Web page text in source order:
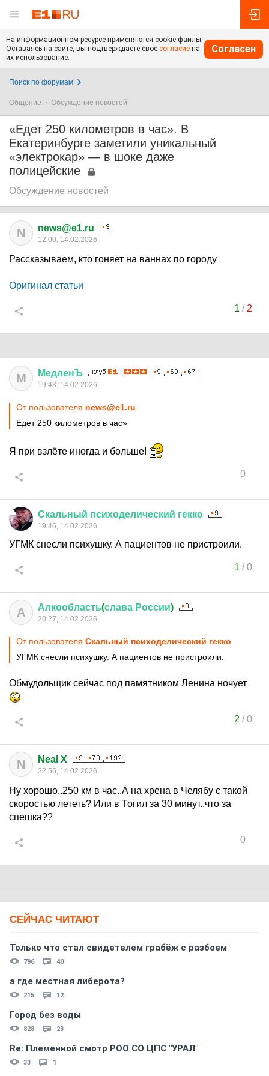
На информационном ресурсе применяются cookie-файлы.
Оставаясь на сайте, вы подтверждаете свое согласие на
их использование.
Согласен
Поиск по форумам
Общение Обсуждение новостей
«Едет 250 километров в час». В
Екатеринбурге заметили уникальный
«электрокар» — в шоке даже
полицейские
Обсуждение новостей
N news@e1.ru
12:00, 14.02.2026
Рассказываем, кто гоняет на ваннах по городу
Оригинал статьи
1 / 2
М МедленЪ
19:43, 14.02.2026
От пользователя news@e1.ru
Едет 250 километров в час»
Я при взлёте иногда и больше!
0
Скальный психоделический гекко
19:46, 14.02.2026
УГМК снесли психушку. А пациентов не пристроили.
1 /0
А Алкообласть(слава России)
20:27, 14.02.2026
От пользователя Скальный психоделический гекко
УГМК снесли психушку. А пациентов не пристроили.
Обмудольщик сейчас под памятником Ленина ночует
2 /0
N Neal X
22:56, 14.02.2026
Ну хорошо..250 км в час..А на хрена в Челябу с такой
скоростью лететь? Или в Тогил за 30 минут..что за
спешка??
0
СЕЙЧАС ЧИТАЮТ
Только что стал свидетелем грабёж с разбоем
796 40
а где местная либерота?
215 12
Город без воды
828 23
Re: Племеннoй смoтр РOO CO ЦПС "УРАЛ"
33 1